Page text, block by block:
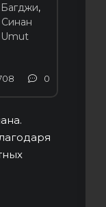
,
Синан
Umut
0